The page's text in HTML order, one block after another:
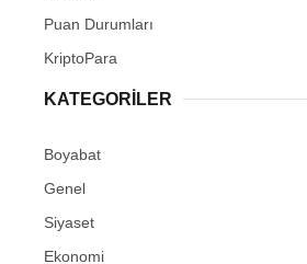
Puan Durumları
KriptoPara
KATEGORILER
Boyabat
Genel
Siyaset
Ekonomi